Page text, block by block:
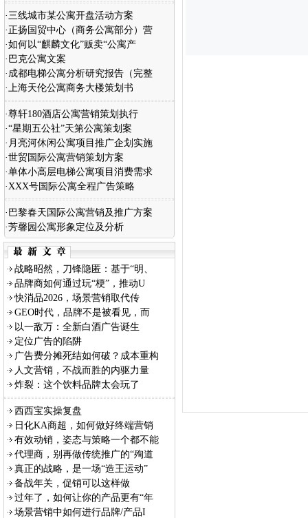
·三线城市某公寓开盘活动方案
· 正扬国贸中心（商务公寓部分）营
·如何以“麒麟文化”贩卖“公寓产
· 巴克公寓文案
· 成都电梯公寓分析研究报告（完整
·上海天伦公寓商务大楼策划书
·尊轩180酒店公寓营销策划执行
·“星期五公社”天第公寓策划案
· 月亮河休闲公寓项目推广企划实施
·世贸国际公寓营销策划方案
·单体小高层电梯公寓项目消费需求
·XXX号国际公寓全程广告策略
· 巴黎春天国际公寓营销及推广方案
·芳馨园公寓形象定位及分析
. .
战略昭然，刀锋隐匿：基于“明、
品牌商如何通过玩“梗”，推动U
快消品2026，场景营销取代传
GEO时代，品牌不是被看见，而
以一敌万：全新白酒广告诞生
定位广告的陷阱
广告费分摊死结如何破？成本重构
人文营销，不战而胜的内驱力量
炸裂：这个饮料品牌太会玩了
西西宝实操复盘
日化KA商超，如何做好终端营销
有效动销，姿态与策略一个都不能
代理商，别再做传统推广的“殉道
真正的战略，是一场“造王运动”
备战年关，促销可以这样做
过年了，如何让你的产品更有“年
场景营销中如何进行品牌/产品I